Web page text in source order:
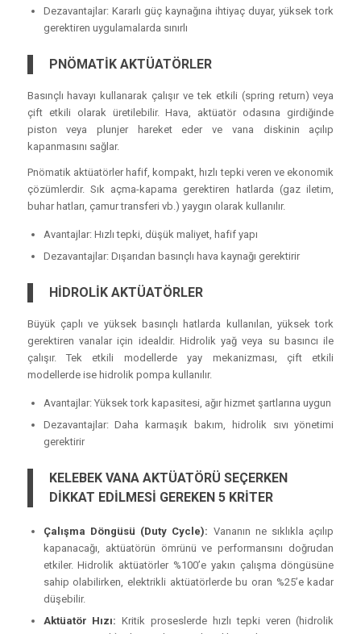
Dezavantajlar: Kararlı güç kaynağına ihtiyaç duyar, yüksek tork
gerektiren uygulamalarda sınırlı
PNÖMATİK AKTÜATÖRLER
Basınçlı havayı kullanarak çalışır ve tek etkili (spring return) veya
çift etkili olarak üretilebilir. Hava, aktüatör odasına girdiğinde
piston veya plunjer hareket eder ve vana diskinin açılıp
kapanmasını sağlar.
Pnömatik aktüatörler hafif, kompakt, hızlı tepki veren ve ekonomik
çözümlerdir. Sık açma-kapama gerektiren hatlarda (gaz iletim,
buhar hatları, çamur transferi vb.) yaygın olarak kullanılır.
Avantajlar: Hızlı tepki, düşük maliyet, hafif yapı
Dezavantajlar: Dışarıdan basınçlı hava kaynağı gerektirir
HİDROLİK AKTÜATÖRLER
Büyük çaplı ve yüksek basınçlı hatlarda kullanılan, yüksek tork
gerektiren vanalar için idealdir. Hidrolik yağ veya su basıncı ile
çalışır. Tek etkili modellerde yay mekanizması, çift etkili
modellerde ise hidrolik pompa kullanılır.
Avantajlar: Yüksek tork kapasitesi, ağır hizmet şartlarına uygun
Dezavantajlar: Daha karmaşık bakım, hidrolik sıvı yönetimi
gerektirir
KELEBEK VANA AKTÜATÖRÜ SEÇERKEN
DİKKAT EDİLMESİ GEREKEN 5 KRİTER
Çalışma Döngüsü (Duty Cycle): Vananın ne sıklıkla açılıp
kapanacağı, aktüatörün ömrünü ve performansını doğrudan
etkiler. Hidrolik aktüatörler %100’e yakın çalışma döngüsüne
sahip olabilirken, elektrikli aktüatörlerde bu oran %25’e kadar
düşebilir.
Aktüatör Hızı: Kritik proseslerde hızlı tepki veren (hidrolik